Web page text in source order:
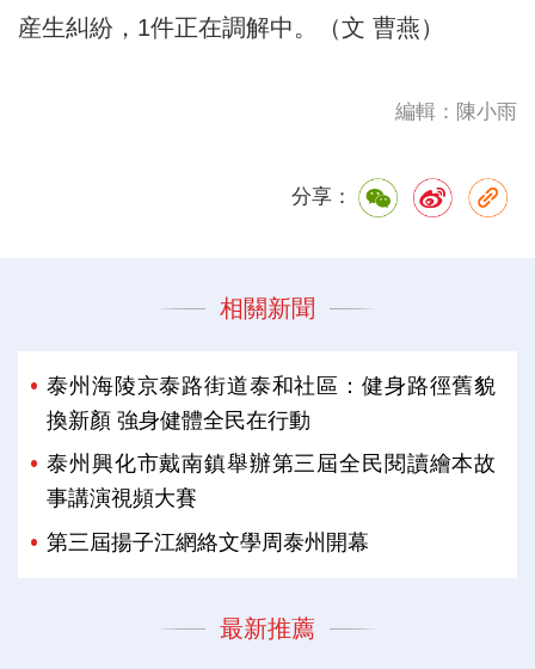
産生糾紛，1件正在調解中。（文 曹燕）
編輯：陳小雨
分享：
相關新聞
泰州海陵京泰路街道泰和社區：健身路徑舊貌
換新顏 強身健體全民在行動
泰州興化市戴南鎮舉辦第三屆全民閱讀繪本故
事講演視頻大賽
第三屆揚子江網絡文學周泰州開幕
最新推薦